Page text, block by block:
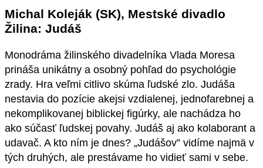
Michal Koleják (SK), Mestské divadlo
Žilina: Judáš
Monodráma žilinského divadelníka Vlada Moresa
prináša unikátny a osobný pohľad do psychológie
zrady. Hra veľmi citlivo skúma ľudské zlo. Judáša
nestavia do pozície akejsi vzdialenej, jednofarebnej a
nekomplikovanej biblickej figúrky, ale nachádza ho
ako súčasť ľudskej povahy. Judáš aj ako kolaborant a
udavač. A kto ním je dnes? „Judášov” vidíme najmä v
tých druhých, ale prestávame ho vidieť sami v sebe.